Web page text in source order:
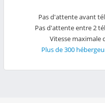
Pas d'attente avant
Pas d'attente entre 2
Vitesse maximale
Plus de 300